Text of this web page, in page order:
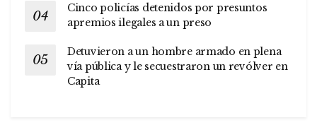
Cinco policías detenidos por presuntos
apremios ilegales a un preso
Detuvieron a un hombre armado en plena
vía pública y le secuestraron un revólver en
Capita